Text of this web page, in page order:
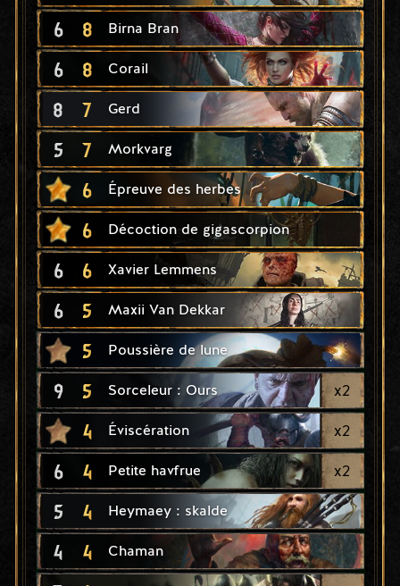
6 8 Birna Bran
6 8 Corail
8 7 Gerd
5 7 Morkvarg
6 Épreuve des herbes
6 Décoction de gigascorpion
6 6 Xavier Lemmens
6 5 Maxii Van Dekkar
5 Poussière de lune
9 5 Sorceleur : Ours x2
4 Éviscération x2
6 4 Petite havfrue x2
5 4 Heymaey : skalde
4 4 Chaman